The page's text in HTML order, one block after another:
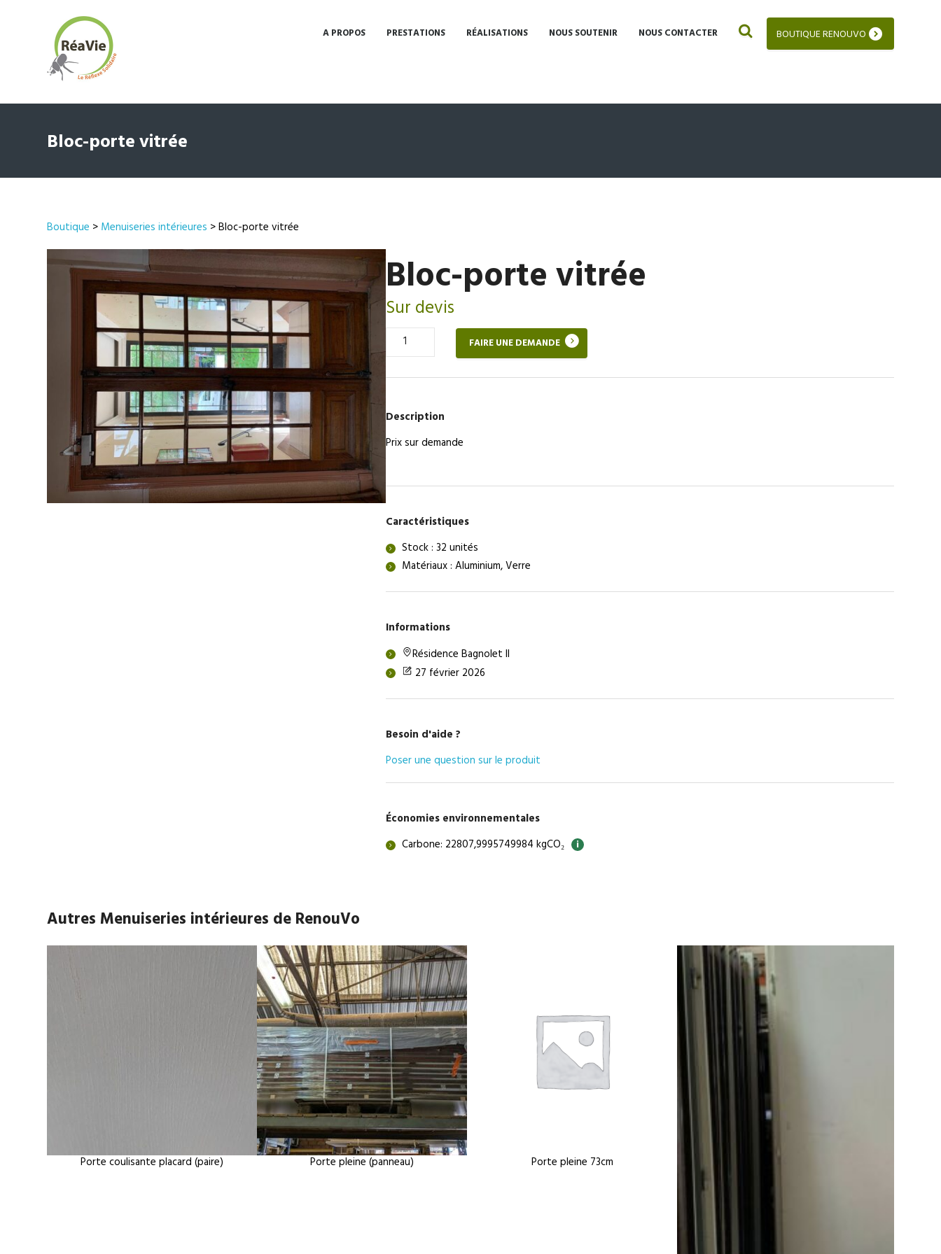
BOUTIQUE RENOUVO
A PROPOS PRESTATIONS RÉALISATIONS NOUS SOUTENIR NOUS CONTACTER
Bloc-porte vitrée
Boutique > Menuiseries intérieures > Bloc-porte vitrée
Bloc-porte vitrée
Sur devis
Quantité
de
porte
FAIRE UNE DEMANDE
Description
Prix sur demande
Caractéristiques
Stock : 32 unités
Matériaux : Aluminium, Verre
Informations
Résidence Bagnolet II
27 février 2026
Besoin d'aide ?
Poser une question sur le produit
Économies environnementales
Carbone: 22807,9995749984 kgCO₂
i
Autres Menuiseries intérieures de RenouVo
Porte coulisante placard (paire) Porte pleine (panneau) Porte pleine 73cm